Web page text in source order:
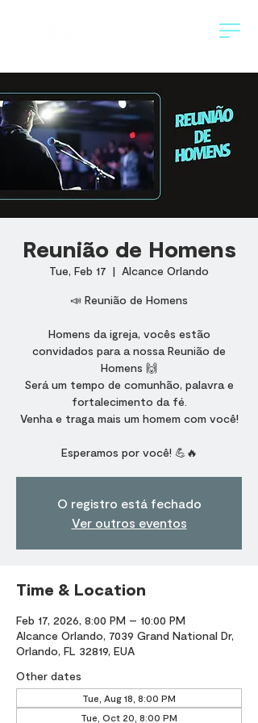
Reunião de Homens
Tue, Feb 17
  |
Alcance Orlando
📣 Reunião de Homens
Homens da igreja, vocês estão
convidados para a nossa Reunião de
Homens 🙌
Será um tempo de comunhão, palavra e
fortalecimento da fé.
Venha e traga mais um homem com você!
Esperamos por você! 💪🔥
O registro está fechado
Ver outros eventos
Time & Location
Feb 17, 2026, 8:00 PM – 10:00 PM
Alcance Orlando, 7039 Grand National Dr,
Orlando, FL 32819, EUA
Other dates
Tue, Aug 18, 8:00 PM
Tue, Oct 20, 8:00 PM